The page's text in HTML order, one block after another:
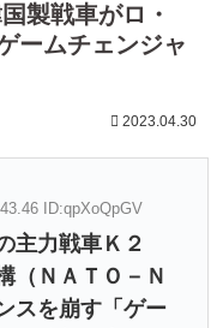
製戦車がロ・
ームチェンジャ
2023.04.30
ID:qpXoQpGV
主力戦車Ｋ２
（ＮＡＴＯ－Ｎ
スを崩す「ゲー